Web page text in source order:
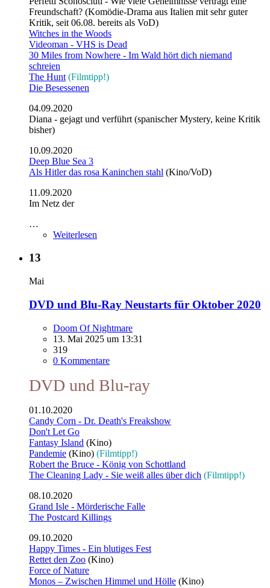
Freundschaft? (Komödie-Drama aus Italien mit sehr guter
Kritik, seit 06.08. bereits als VoD)
Witches in the Woods
Videoman - VHS is Dead
30 Miles from Nowhere - Im Wald hört dich niemand
schreien
The Hunt (Filmtipp!)
Die Besessenen
04.09.2020
Diana - gejagt und verführt (spanischer Mystery, keine Kritik
bisher)
10.09.2020
Deep Blue Sea 3
Als Hitler das rosa Kaninchen stahl (Kino/VoD)
11.09.2020
Im Netz der
…
Weiterlesen
13
Mai
DVD und Blu-Ray Neustarts für Oktober 2020
Doom Of Nightmare
13. Mai 2025 um 13:31
319
0 Kommentare
DVD und Blu-ray
01.10.2020
Candy Corn - Dr. Death's Freakshow
Don't Let Go
Fantasy Island (Kino)
Pandemie (Kino) (Filmtipp!)
Robert the Bruce - König von Schottland
The Cleaning Lady - Sie weiß alles über dich (Filmtipp!)
08.10.2020
Grand Isle - Mörderische Falle
The Postcard Killings
09.10.2020
Happy Times - Ein blutiges Fest
Rettet den Zoo (Kino)
Force of Nature
Monos – Zwischen Himmel und Hölle (Kino)